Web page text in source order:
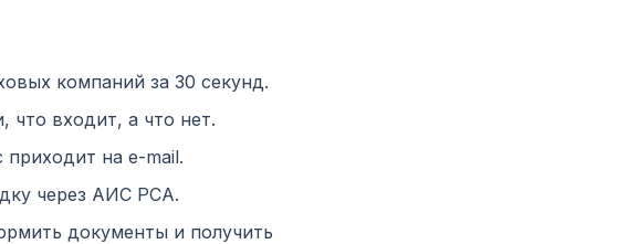
компаний за 30 секунд.
входит, а что нет.
на e-mail.
через АИС РСА.
документы и получить